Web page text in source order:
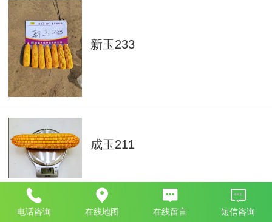
新玉233
成玉211
电话咨询 在线地图 在线留言 短信咨询